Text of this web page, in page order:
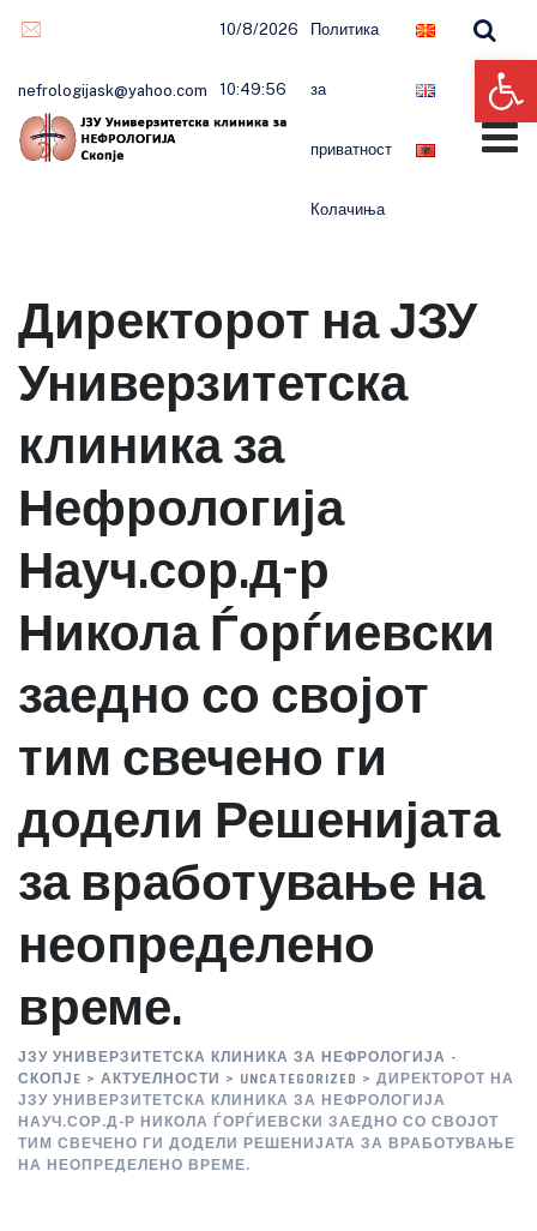
nefrologijask@yahoo.com
10/8/2026
10:49:56
Политика
за
приватност
Колачиња
Директорот на ЈЗУ
Универзитетска
клиника за
Нефрологија
Науч.сор.д-р
Никола Ѓорѓиевски
заедно со својот
тим свечено ги
додели Решенијата
за вработување на
неопределено
време.
ЈЗУ УНИВЕРЗИТЕТСКА КЛИНИКА ЗА НЕФРОЛОГИЈА -
СКОПЈE > АКТУЕЛНОСТИ > UNCATEGORIZED > ДИРЕКТОРОТ НА
ЈЗУ УНИВЕРЗИТЕТСКА КЛИНИКА ЗА НЕФРОЛОГИЈА
НАУЧ.СОР.Д-Р НИКОЛА ЃОРЃИЕВСКИ ЗАЕДНО СО СВОЈОТ
ТИМ СВЕЧЕНО ГИ ДОДЕЛИ РЕШЕНИЈАТА ЗА ВРАБОТУВАЊЕ
НА НЕОПРЕДЕЛЕНО ВРЕМЕ.